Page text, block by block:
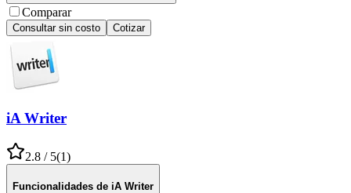
Comparar
Consultar sin costo Cotizar
iA Writer
2.8 / 5(1)
Funcionalidades de iA Writer